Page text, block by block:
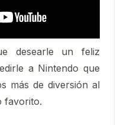
desearle un feliz
a Nintendo que
más de diversión al
favorito.